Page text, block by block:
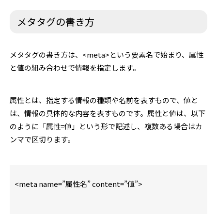
メタタグの書き方
メタタグの書き方は、<meta>という要素名で始まり、属性
と値の組み合わせで情報を指定します。
属性とは、指定する情報の種類や名前を表すもので、値と
は、情報の具体的な内容を表すものです。属性と値は、以下
のように「属性=値」という形で記述し、複数ある場合はカ
ンマで区切ります。
<meta name=”属性名” content=”値”>